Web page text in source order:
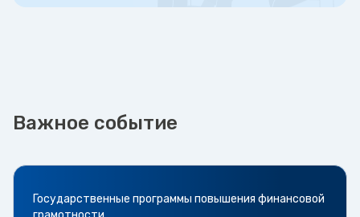
Важное событие
Государственные программы повышения финансовой